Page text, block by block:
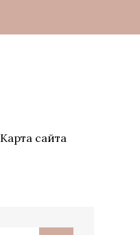
Карта сайта